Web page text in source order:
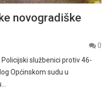
novogradiške
0
službenici protiv 46-
Općinskom sudu u